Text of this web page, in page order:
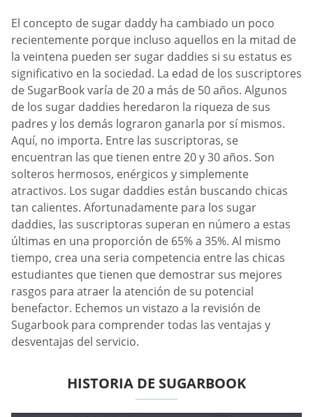
El concepto de sugar daddy ha cambiado un poco
recientemente porque incluso aquellos en la mitad de
la veintena pueden ser sugar daddies si su estatus es
significativo en la sociedad. La edad de los suscriptores
de SugarBook varía de 20 a más de 50 años. Algunos
de los sugar daddies heredaron la riqueza de sus
padres y los demás lograron ganarla por sí mismos.
Aquí, no importa. Entre las suscriptoras, se
encuentran las que tienen entre 20 y 30 años. Son
solteros hermosos, enérgicos y simplemente
atractivos. Los sugar daddies están buscando chicas
tan calientes. Afortunadamente para los sugar
daddies, las suscriptoras superan en número a estas
últimas en una proporción de 65% a 35%. Al mismo
tiempo, crea una seria competencia entre las chicas
estudiantes que tienen que demostrar sus mejores
rasgos para atraer la atención de su potencial
benefactor. Echemos un vistazo a la revisión de
Sugarbook para comprender todas las ventajas y
desventajas del servicio.
HISTORIA DE SUGARBOOK